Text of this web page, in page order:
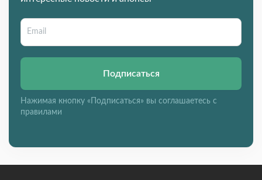
Подписаться
Нажимая кнопку «Подписаться» вы соглашаетесь с
правилами